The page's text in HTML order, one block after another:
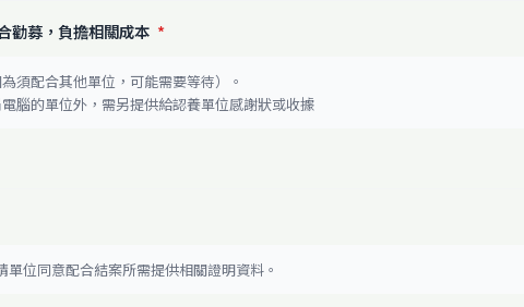
勸募，負擔相關成本 *
須配合其他單位，可能需要等待）。
腦的單位外，需另提供給認養單位感謝狀或收據
位同意配合結案所需提供相關證明資料。